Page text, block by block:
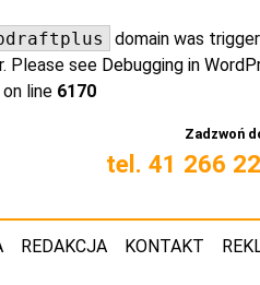
domain was
Please see Debugging in
on line 6170
Zadzwoń
tel. 41 266
REDAKCJA KONTAKT